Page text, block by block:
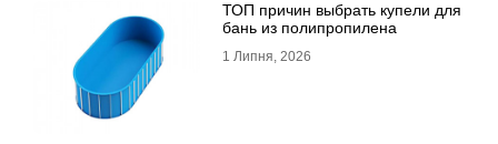
ТОП причин выбрать купели для
бань из полипропилена
1 Липня, 2026